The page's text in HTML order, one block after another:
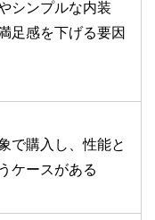
シンプルな内装
足感を下げる要因
で購入し、性能と
ケースがある